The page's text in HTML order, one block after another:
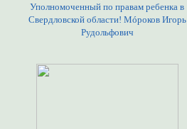
Уполномоченный по правам ребенка в
Свердловской области! Мóроков Игорь
Рудольфович